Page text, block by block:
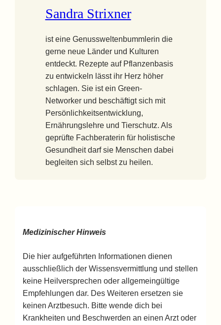
Sandra Strixner
ist eine Genussweltenbummlerin die
gerne neue Länder und Kulturen
entdeckt. Rezepte auf Pflanzenbasis
zu entwickeln lässt ihr Herz höher
schlagen. Sie ist ein Green-
Networker und beschäftigt sich mit
Persönlichkeitsentwicklung,
Ernährungslehre und Tierschutz. Als
geprüfte Fachberaterin für holistische
Gesundheit darf sie Menschen dabei
begleiten sich selbst zu heilen.
Medizinischer Hinweis
Die hier aufgeführten Informationen dienen
ausschließlich der Wissensvermittlung und stellen
keine Heilversprechen oder allgemeingültige
Empfehlungen dar. Des Weiteren ersetzen sie
keinen Arztbesuch. Bitte wende dich bei
Krankheiten und Beschwerden an einen Arzt oder